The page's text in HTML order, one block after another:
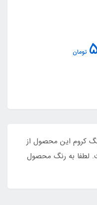
تومان
کروم این محصول از
لطفا به رنگ محصول